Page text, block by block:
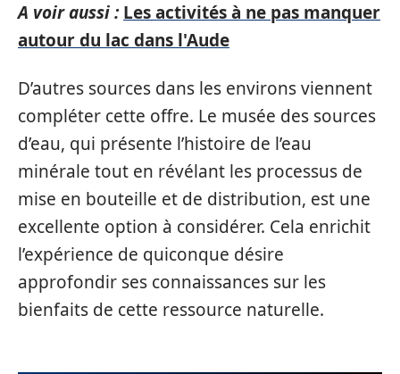
A voir aussi : Les activités à ne pas manquer
autour du lac dans l'Aude
D’autres sources dans les environs viennent
compléter cette offre. Le musée des sources
d’eau, qui présente l’histoire de l’eau
minérale tout en révélant les processus de
mise en bouteille et de distribution, est une
excellente option à considérer. Cela enrichit
l’expérience de quiconque désire
approfondir ses connaissances sur les
bienfaits de cette ressource naturelle.